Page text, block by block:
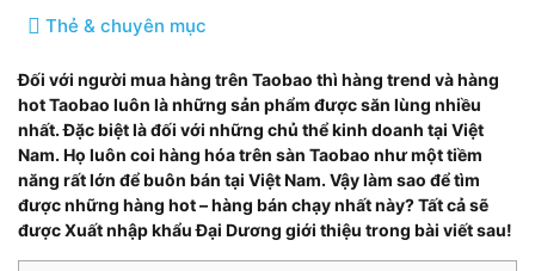
Thẻ & chuyên mục
Đối với người mua hàng trên Taobao thì hàng trend và hàng
hot Taobao luôn là những sản phẩm được săn lùng nhiều
nhất. Đặc biệt là đối với những chủ thể kinh doanh tại Việt
Nam. Họ luôn coi hàng hóa trên sàn Taobao như một tiềm
năng rất lớn để buôn bán tại Việt Nam. Vậy làm sao để tìm
được những hàng hot – hàng bán chạy nhất này? Tất cả sẽ
được Xuất nhập khẩu Đại Dương giới thiệu trong bài viết sau!